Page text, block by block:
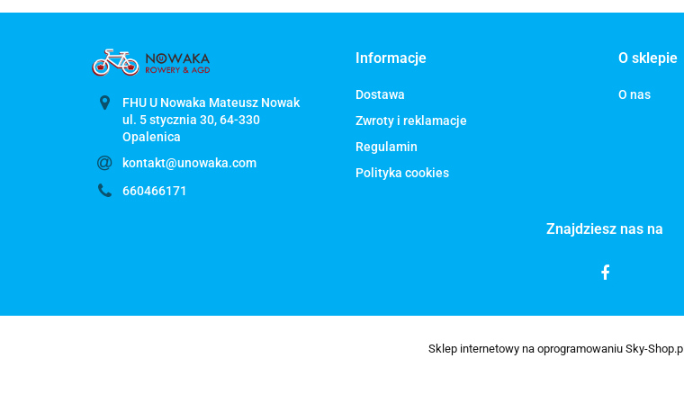
FHU U Nowaka Mateusz Nowak
ul. 5 stycznia 30, 64-330
kontakt@unowaka.com
660466171
Informacje
Dostawa
Zwroty i reklamacje
Regulamin
Polityka cookies
O sklepie
O nas
Znajdziesz nas na
Sklep internetowy na oprogramowaniu Sky-Shop.pl